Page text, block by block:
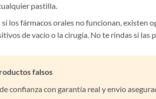
pastilla.
si los fármacos orales no funcionan, existen
de vacío o la cirugía. No te rindas si las
falsos
confianza con garantía real y envío